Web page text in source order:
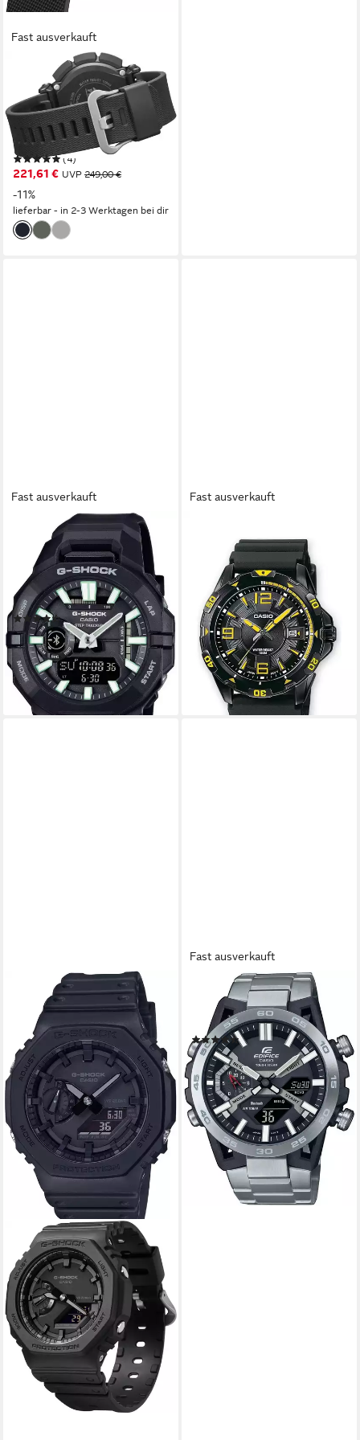
Fast ausverkauft
CASIO PRO TREK
Chronograph PRG-340-1ER,
Quarzuhr, Armbanduhr,
Herrenuhr, Funk, Solar,
Stoppfunktion, Weltzeit
(4)
221,61 € UVP 249,00 €
-11%
lieferbar - in 2-3 Werktagen bei dir
Fast ausverkauft
CASIO G-SHOCK
GBA-950 Smartwatch,
Armbanduhr, Herrenuhr,
Stoppfunkt., Lifelog
Funktion,Hand Moving Funk.
(3)
132,61 € UVP149,00 €
-11%
lieferbar - in 2-3 Werktagen bei dir
Fast ausverkauft
Quarzuhr Collection, mit
Datumsanzeige
79,90 €
lieferbar - in 2-3 Werktagen bei dir
Fast ausverkauft
CASIO EDIFICE
Smartwatch,
(16)
199,00 €
lieferbar - in 2-3 Werktagen bei dir